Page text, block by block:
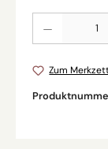
Produkt Anzahl: Gib
Zum